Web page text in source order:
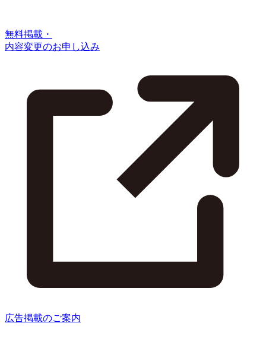
無料掲載・
内容変更のお申し込み
広告掲載のご案内